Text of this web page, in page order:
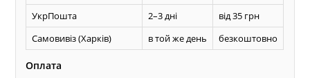
УкрПошта
2–3 дні
від 35 грн
Самовивіз (Харків)
в той же день безкоштовно
Оплата